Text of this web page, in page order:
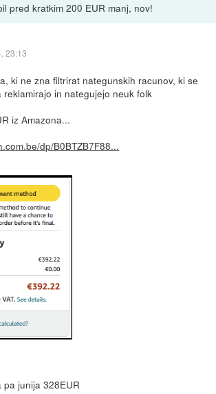
pred kratkim 200 EUR manj, nov!
23:13
ki ne zna filtrirat nategunskih racunov, ki se
in nategujejo neuk folk
iz Amazona...
dp/B0BTZB7F88...
junija 328EUR